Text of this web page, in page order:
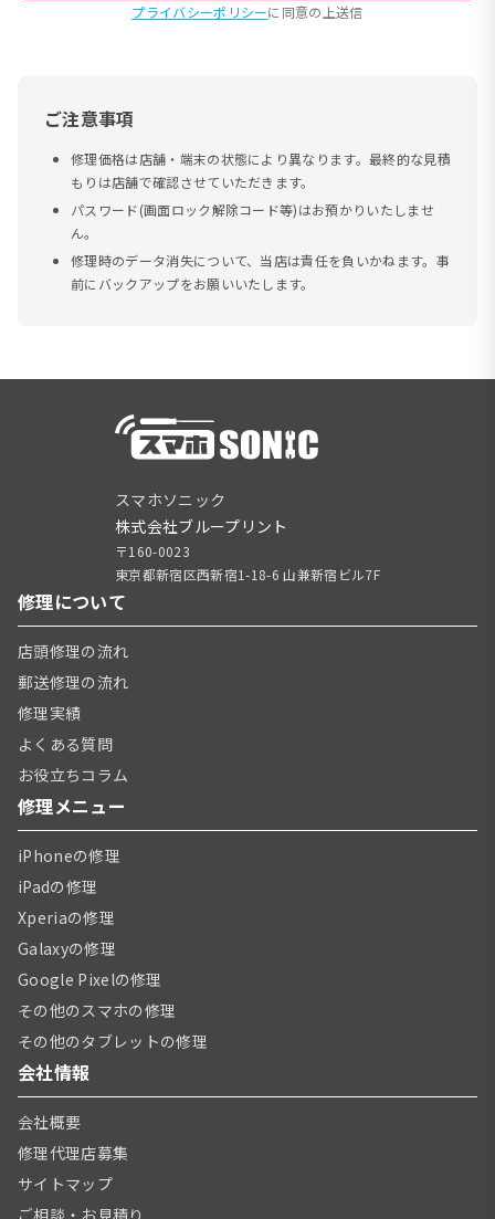
プライバシーポリシーに同意の上送信
ご注意事項
修理価格は店舗・端末の状態により異なります。最終的な見積
もりは店舗で確認させていただきます。
パスワード(画面ロック解除コード等)はお預かりいたしませ
ん。
修理時のデータ消失について、当店は責任を負いかねます。事
前にバックアップをお願いいたします。
スマホソニック
株式会社ブループリント
〒160-0023
東京都新宿区西新宿1-18-6 山兼新宿ビル7F
修理について
店頭修理の流れ
郵送修理の流れ
修理実績
よくある質問
お役立ちコラム
修理メニュー
iPhoneの修理
iPadの修理
Xperiaの修理
Galaxyの修理
Google Pixelの修理
その他のスマホの修理
その他のタブレットの修理
会社情報
会社概要
修理代理店募集
サイトマップ